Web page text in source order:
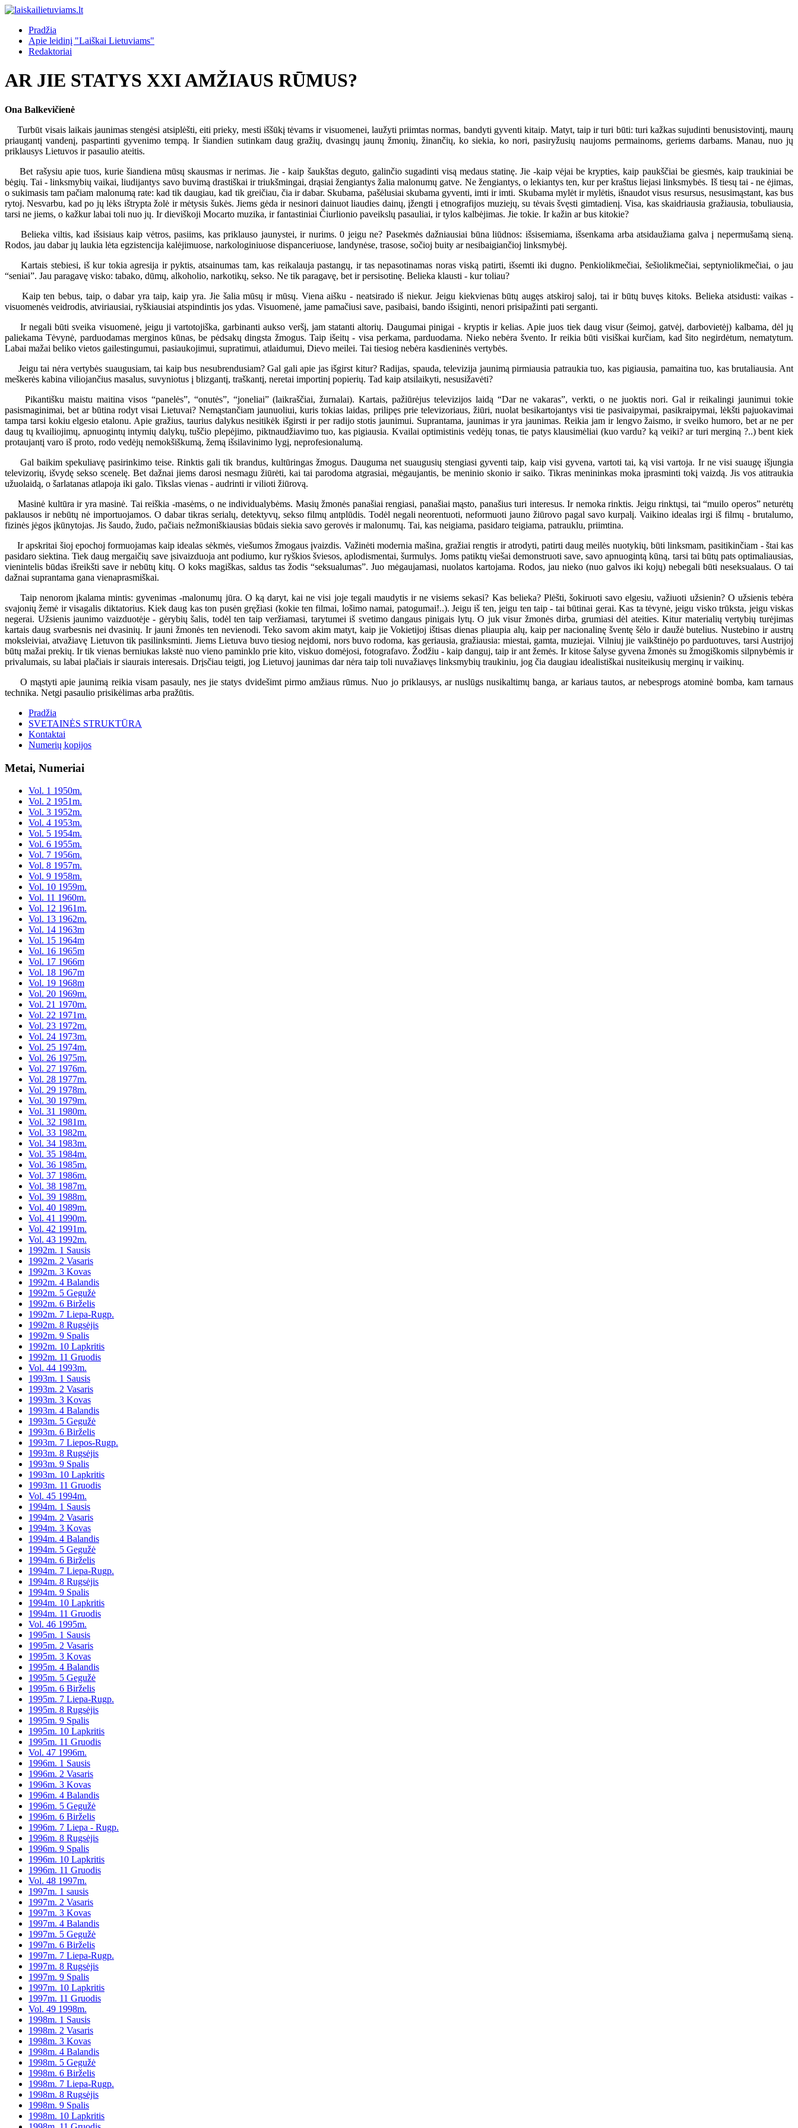
Pradžia
Apie leidinį "Laiškai Lietuviams"
Redaktoriai
AR JIE STATYS XXI AMŽIAUS RŪMUS?
Ona Balkevičienė
Turbūt visais laikais jaunimas stengėsi atsiplėšti, eiti prieky, mesti iššūkį tėvams ir visuomenei, laužyti priimtas normas, bandyti gyventi kitaip. Matyt, taip ir turi būti: turi kažkas sujudinti benusistovintį, maurų
priaugantį vandenį, paspartinti gyvenimo tempą. Ir šiandien sutinkam daug gražių, dvasingų jaunų žmonių, žinančių, ko siekia, ko nori, pasiryžusių naujoms permainoms, geriems darbams. Manau, nuo jų
priklausys Lietuvos ir pasaulio ateitis.
Bet rašysiu apie tuos, kurie šiandiena mūsų skausmas ir nerimas. Jie - kaip šaukštas deguto, galinčio sugadinti visą medaus statinę. Jie -kaip vėjai be krypties, kaip paukščiai be giesmės, kaip traukiniai be
bėgių. Tai - linksmybių vaikai, liudijantys savo buvimą drastiškai ir triukšmingai, drąsiai žengiantys žalia malonumų gatve. Ne žengiantys, o lekiantys ten, kur per kraštus liejasi linksmybės. Iš tiesų tai - ne ėjimas,
o sukimasis tam pačiam malonumą rate: kad tik daugiau, kad tik greičiau, čia ir dabar. Skubama, pašėlusiai skubama gyventi, imti ir imti. Skubama mylėt ir mylėtis, išnaudot visus resursus, nesusimąstant, kas bus
rytoj. Nesvarbu, kad po jų lėks ištrypta žolė ir mėtysis šukės. Jiems gėda ir nesinori dainuot liaudies dainų, įžengti į etnografijos muziejų, su tėvais švęsti gimtadienį. Visa, kas skaidriausia gražiausia, tobuliausia,
tarsi ne jiems, o kažkur labai toli nuo jų. Ir dieviškoji Mocarto muzika, ir fantastiniai Čiurlionio paveikslų pasauliai, ir tylos kalbėjimas. Jie tokie. Ir kažin ar bus kitokie?
Belieka viltis, kad išsisiaus kaip vėtros, pasiims, kas priklauso jaunystei, ir nurims. 0 jeigu ne? Pasekmės dažniausiai būna liūdnos: išsisemiama, išsenkama arba atsidaužiama galva į nepermušamą sieną.
Rodos, jau dabar jų laukia lėta egzistencija kalėjimuose, narkologiniuose dispanceriuose, landynėse, trasose, sočioj buity ar nesibaigiančioj linksmybėj.
Kartais stebiesi, iš kur tokia agresija ir pyktis, atsainumas tam, kas reikalauja pastangų, ir tas nepasotinamas noras viską patirti, išsemti iki dugno. Penkiolikmečiai, šešiolikmečiai, septyniolikmečiai, o jau
“seniai”. Jau paragavę visko: tabako, dūmų, alkoholio, narkotikų, sekso. Ne tik paragavę, bet ir persisotinę. Belieka klausti - kur toliau?
Kaip ten bebus, taip, o dabar yra taip, kaip yra. Jie šalia mūsų ir mūsų. Viena aišku - neatsirado iš niekur. Jeigu kiekvienas būtų augęs atskiroj saloj, tai ir būtų buvęs kitoks. Belieka atsidusti: vaikas -
visuomenės veidrodis, atviriausiai, ryškiausiai atspindintis jos ydas. Visuomenė, jame pamačiusi save, pasibaisi, bando išsiginti, nenori prisipažinti pati serganti.
Ir negali būti sveika visuomenė, jeigu ji vartotojiška, garbinanti aukso veršį, jam statanti altorių. Daugumai pinigai - kryptis ir kelias. Apie juos tiek daug visur (šeimoj, gatvėj, darbovietėj) kalbama, dėl jų
paliekama Tėvynė, parduodamas merginos kūnas, be pėdsakų dingsta žmogus. Taip išeitų - visa perkama, parduodama. Nieko nebėra švento. Ir reikia būti visiškai kurčiam, kad šito negirdėtum, nematytum.
Labai mažai beliko vietos gailestingumui, pasiaukojimui, supratimui, atlaidumui, Dievo meilei. Tai tiesiog nebėra kasdieninės vertybės.
Jeigu tai nėra vertybės suaugusiam, tai kaip bus nesubrendusiam? Gal gali apie jas išgirst kitur? Radijas, spauda, televizija jaunimą pirmiausia patraukia tuo, kas pigiausia, pamaitina tuo, kas brutaliausia. Ant
meškerės kabina viliojančius masalus, suvyniotus į blizgantį, traškantį, neretai importinį popierių. Tad kaip atsilaikyti, nesusižavėti?
Pikantišku maistu maitina visos “panelės”, “onutės”, “joneliai” (laikraščiai, žurnalai). Kartais, pažiūrėjus televizijos laidą “Dar ne vakaras”, verkti, o ne juoktis nori. Gal ir reikalingi jaunimui tokie
pasismaginimai, bet ar būtina rodyt visai Lietuvai? Nemąstančiam jaunuoliui, kuris tokias laidas, prilipęs prie televizoriaus, žiūri, nuolat besikartojantys visi tie pasivaipymai, pasikraipymai, lėkšti pajuokavimai
tampa tarsi kokiu elgesio etalonu. Apie gražius, taurius dalykus nesitikėk išgirsti ir per radijo stotis jaunimui. Suprantama, jaunimas ir yra jaunimas. Reikia jam ir lengvo žaismo, ir sveiko humoro, bet ar ne per
daug tų kvailiojimų, apnuogintų intymių dalykų, tuščio plepėjimo, piktnaudžiavimo tuo, kas pigiausia. Kvailai optimistinis vedėjų tonas, tie patys klausimėliai (kuo vardu? ką veiki? ar turi merginą ?..) bent kiek
protaujantį varo iš proto, rodo vedėjų nemokšiškumą, žemą išsilavinimo lygį, neprofesionalumą.
Gal baikim spekuliavę pasirinkimo teise. Rinktis gali tik brandus, kultūringas žmogus. Dauguma net suaugusių stengiasi gyventi taip, kaip visi gyvena, vartoti tai, ką visi vartoja. Ir ne visi suaugę išjungia
televizorių, išvydę sekso scenelę. Bet dažnai jiems darosi nesmagu žiūrėti, kai tai parodoma atgrasiai, mėgaujantis, be meninio skonio ir saiko. Tikras menininkas moka įprasminti tokį vaizdą. Jis vos atitraukia
užuolaidą, o šarlatanas atlapoja iki galo. Tikslas vienas - audrinti ir vilioti žiūrovą.
Masinė kultūra ir yra masinė. Tai reiškia -masėms, o ne individualybėms. Masių žmonės panašiai rengiasi, panašiai mąsto, panašius turi interesus. Ir nemoka rinktis. Jeigu rinktųsi, tai “muilo operos” neturėtų
paklausos ir nebūtų nė importuojamos. O dabar tikras serialų, detektyvų, sekso filmų antplūdis. Todėl negali neorentuoti, neformuoti jauno žiūrovo pagal savo kurpalį. Vaikino idealas irgi iš filmų - brutalumo,
fizinės jėgos įkūnytojas. Jis šaudo, žudo, pačiais nežmoniškiausias būdais siekia savo gerovės ir malonumų. Tai, kas neigiama, pasidaro teigiama, patrauklu, priimtina.
Ir apskritai šioj epochoj formuojamas kaip idealas sėkmės, viešumos žmogaus įvaizdis. Važinėti modernia mašina, gražiai rengtis ir atrodyti, patirti daug meilės nuotykių, būti linksmam, pasitikinčiam - štai kas
pasidaro siektina. Tiek daug mergaičių save įsivaizduoja ant podiumo, kur ryškios šviesos, aplodismentai, šurmulys. Joms patiktų viešai demonstruoti save, savo apnuogintą kūną, tarsi tai būtų pats optimaliausias,
vienintelis būdas išreikšti save ir nebūtų kitų. O koks magiškas, saldus tas žodis “seksualumas”. Juo mėgaujamasi, nuolatos kartojama. Rodos, jau nieko (nuo galvos iki kojų) nebegali būti neseksualaus. O tai
dažnai suprantama gana vienaprasmiškai.
Taip nenorom įkalama mintis: gyvenimas -malonumų jūra. O ką daryt, kai ne visi joje tegali maudytis ir ne visiems sekasi? Kas belieka? Plėšti, šokiruoti savo elgesiu, važiuoti užsienin? O užsienis tebėra
svajonių žemė ir visagalis diktatorius. Kiek daug kas ton pusėn gręžiasi (kokie ten filmai, lošimo namai, patogumai!..). Jeigu iš ten, jeigu ten taip - tai būtinai gerai. Kas ta tėvynė, jeigu visko trūksta, jeigu viskas
negerai. Užsienis jaunimo vaizduotėje - gėrybių šalis, todėl ten taip veržiamasi, tarytumei iš svetimo dangaus pinigais lytų. O juk visur žmonės dirba, grumiasi dėl ateities. Kitur materialių vertybių turėjimas
kartais daug svarbesnis nei dvasinių. Ir jauni žmonės ten nevienodi. Teko savom akim matyt, kaip jie Vokietijoj ištisas dienas pliaupia alų, kaip per nacionalinę šventę šėlo ir daužė butelius. Nustebino ir austrų
moksleiviai, atvažiavę Lietuvon tik pasilinksminti. Jiems Lietuva buvo tiesiog neįdomi, nors buvo rodoma, kas geriausia, gražiausia: miestai, gamta, muziejai. Vilniuj jie vaikštinėjo po parduotuves, tarsi Austrijoj
būtų mažai prekių. Ir tik vienas berniukas lakstė nuo vieno paminklo prie kito, viskuo domėjosi, fotografavo. Žodžiu - kaip danguj, taip ir ant žemės. Ir kitose šalyse gyvena žmonės su žmogiškomis silpnybėmis ir
privalumais, su labai plačiais ir siaurais interesais. Drįsčiau teigti, jog Lietuvoj jaunimas dar nėra taip toli nuvažiavęs linksmybių traukiniu, jog čia daugiau idealistiškai nusiteikusių merginų ir vaikinų.
O mąstyti apie jaunimą reikia visam pasauly, nes jie statys dvidešimt pirmo amžiaus rūmus. Nuo jo priklausys, ar nuslūgs nusikaltimų banga, ar kariaus tautos, ar nebesprogs atominė bomba, kam tarnaus
technika. Netgi pasaulio prisikėlimas arba pražūtis.
Pradžia
SVETAINĖS STRUKTŪRA
Kontaktai
Numerių kopijos
Metai, Numeriai
Vol. 1 1950m.
Vol. 2 1951m.
Vol. 3 1952m.
Vol. 4 1953m.
Vol. 5 1954m.
Vol. 6 1955m.
Vol. 7 1956m.
Vol. 8 1957m.
Vol. 9 1958m.
Vol. 10 1959m.
Vol. 11 1960m.
Vol. 12 1961m.
Vol. 13 1962m.
Vol. 14 1963m
Vol. 15 1964m
Vol. 16 1965m
Vol. 17 1966m
Vol. 18 1967m
Vol. 19 1968m
Vol. 20 1969m.
Vol. 21 1970m.
Vol. 22 1971m.
Vol. 23 1972m.
Vol. 24 1973m.
Vol. 25 1974m.
Vol. 26 1975m.
Vol. 27 1976m.
Vol. 28 1977m.
Vol. 29 1978m.
Vol. 30 1979m.
Vol. 31 1980m.
Vol. 32 1981m.
Vol. 33 1982m.
Vol. 34 1983m.
Vol. 35 1984m.
Vol. 36 1985m.
Vol. 37 1986m.
Vol. 38 1987m.
Vol. 39 1988m.
Vol. 40 1989m.
Vol. 41 1990m.
Vol. 42 1991m.
Vol. 43 1992m.
1992m. 1 Sausis
1992m. 2 Vasaris
1992m. 3 Kovas
1992m. 4 Balandis
1992m. 5 Gegužė
1992m. 6 Birželis
1992m. 7 Liepa-Rugp.
1992m. 8 Rugsėjis
1992m. 9 Spalis
1992m. 10 Lapkritis
1992m. 11 Gruodis
Vol. 44 1993m.
1993m. 1 Sausis
1993m. 2 Vasaris
1993m. 3 Kovas
1993m. 4 Balandis
1993m. 5 Gegužė
1993m. 6 Birželis
1993m. 7 Liepos-Rugp.
1993m. 8 Rugsėjis
1993m. 9 Spalis
1993m. 10 Lapkritis
1993m. 11 Gruodis
Vol. 45 1994m.
1994m. 1 Sausis
1994m. 2 Vasaris
1994m. 3 Kovas
1994m. 4 Balandis
1994m. 5 Gegužė
1994m. 6 Birželis
1994m. 7 Liepa-Rugp.
1994m. 8 Rugsėjis
1994m. 9 Spalis
1994m. 10 Lapkritis
1994m. 11 Gruodis
Vol. 46 1995m.
1995m. 1 Sausis
1995m. 2 Vasaris
1995m. 3 Kovas
1995m. 4 Balandis
1995m. 5 Gegužė
1995m. 6 Birželis
1995m. 7 Liepa-Rugp.
1995m. 8 Rugsėjis
1995m. 9 Spalis
1995m. 10 Lapkritis
1995m. 11 Gruodis
Vol. 47 1996m.
1996m. 1 Sausis
1996m. 2 Vasaris
1996m. 3 Kovas
1996m. 4 Balandis
1996m. 5 Gegužė
1996m. 6 Birželis
1996m. 7 Liepa - Rugp.
1996m. 8 Rugsėjis
1996m. 9 Spalis
1996m. 10 Lapkritis
1996m. 11 Gruodis
Vol. 48 1997m.
1997m. 1 sausis
1997m. 2 Vasaris
1997m. 3 Kovas
1997m. 4 Balandis
1997m. 5 Gegužė
1997m. 6 Birželis
1997m. 7 Liepa-Rugp.
1997m. 8 Rugsėjis
1997m. 9 Spalis
1997m. 10 Lapkritis
1997m. 11 Gruodis
Vol. 49 1998m.
1998m. 1 Sausis
1998m. 2 Vasaris
1998m. 3 Kovas
1998m. 4 Balandis
1998m. 5 Gegužė
1998m. 6 Birželis
1998m. 7 Liepa-Rugp.
1998m. 8 Rugsėjis
1998m. 9 Spalis
1998m. 10 Lapkritis